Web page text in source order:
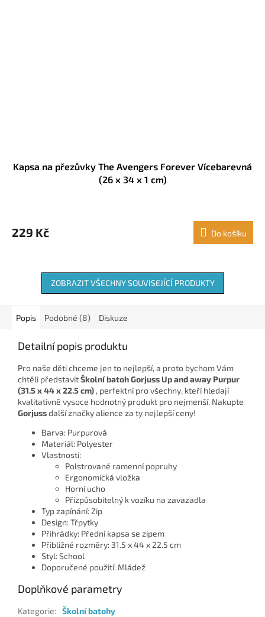
Kapsa na přezůvky The Avengers Forever Vícebarevná
(26 x 34 x 1 cm)
229 Kč Do košíku
ZOBRAZIT VŠECHNY SOUVISEJÍCÍ PRODUKTY
Popis Podobné (8) Diskuze
Detailní popis produktu
Pro naše děti chceme jen to nejlepší, a proto bychom Vám
chtěli představitŠkolní batoh Gorjuss Up and away Purpur
(31.5 x 44 x 22.5 cm) , perfektní pro všechny, kteří hledají
kvalitativně vysoce hodnotný produkt pro nejmenší. Nakupte
Gorjussdalší značky alience za ty nejlepší ceny!
Barva: Purpurová
Materiál: Polyester
Vlastnosti:
Polstrované ramenní popruhy
Ergonomická vložka
Horní ucho
Přizpůsobitelný k vozíku na zavazadla
Typ zapínání: Zip
Design: Třpytky
Přihrádky: Přední kapsa se zipem
Přibližné rozměry: 31.5 x 44 x 22.5 cm
Styl: School
Doporučené použití: Mládež
Doplňkové parametry
Kategorie: Školní batohy